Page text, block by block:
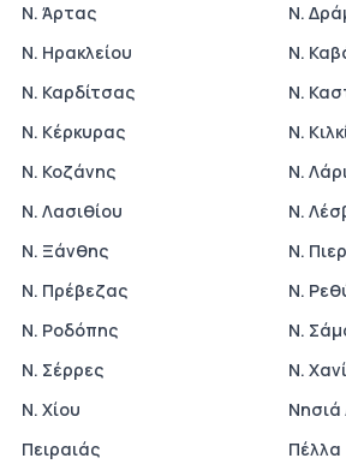
Ν. Άρτας
Ν.
Ν. Ηρακλείου
Ν.
Ν. Καρδίτσας
Ν.
Ν. Κέρκυρας
Ν.
Ν. Κοζάνης
Ν.
Ν. Λασιθίου
Ν.
Ν. Ξάνθης
Ν.
Ν. Πρέβεζας
Ν.
Ν. Ροδόπης
Ν.
Ν. Σέρρες
Ν.
Ν. Χίου
Νησιά
Πειραιάς
Πέλλα